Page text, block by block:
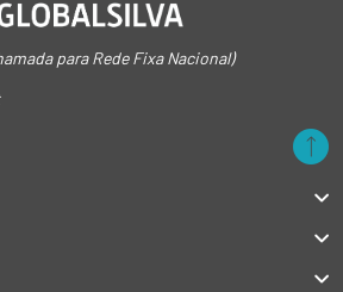
para Rede Fixa Nacional)